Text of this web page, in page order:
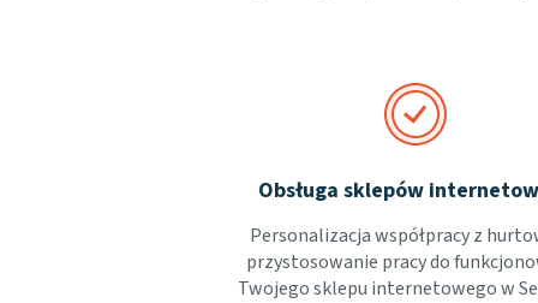
Obsługa sklepów
Personalizacja współpracy z
przystosowanie pracy do
Twojego sklepu internetowego w